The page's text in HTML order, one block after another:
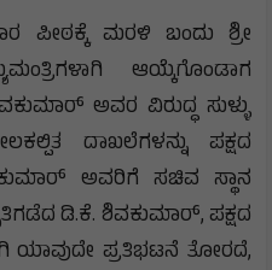
ಪೀಠಕ್ಕೆ ಮರಳಿ ಬಂದು ಶ್ರೀ
ಆಯ್ಕೆಗೊಂಡಾಗ
ಅವರ ವಿರುದ್ಧ ಸುಳ್ಳು
ದಾಖಲೆಗಳನ್ನು ಪಕ್ಷದ
ಅವರಿಗೆ ಸಚಿವ ಸ್ಥಾನ
ಡಿ.ಕೆ. ಶಿವಕುಮಾರ್, ಪಕ್ಷದ
ಯಾವುದೇ ಪ್ರತಿಭಟನೆ ತೋರದೆ,